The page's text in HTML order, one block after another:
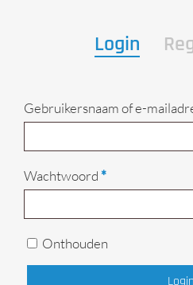
Login
Gebruikersnaam of e-
Wachtwoord *Vereist
Onthouden
Login